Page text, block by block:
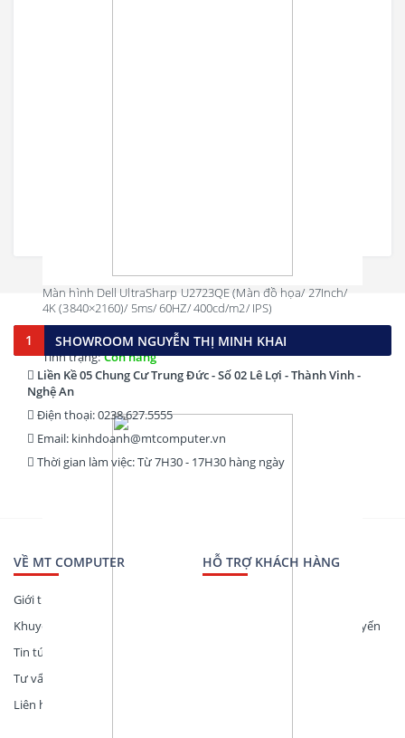
Màn hình Dell UltraSharp U2723QE (Màn đồ họa/ 27Inch/
4K (3840×2160)/ 5ms/ 60HZ/ 400cd/m2/ IPS)
13,880,000 đ
Tình trạng: Còn hàng
1 SHOWROOM NGUYỄN THỊ MINH KHAI
Liền Kề 05 Chung Cư Trung Đức - Số 02 Lê Lợi - Thành Vinh -
Nghệ An
Điện thoại: 0238.627.5555
Email: kinhdoanh@mtcomputer.vn
Thời gian làm việc: Từ 7H30 - 17H30 hàng ngày
VỀ MT COMPUTER
Giới thiệu
Khuyến mãi
Tin tức công nghệ
Tư vấn mua hàng
Liên hệ
HỖ TRỢ KHÁCH HÀNG
Hướng dẫn mua hàng trực tuyến